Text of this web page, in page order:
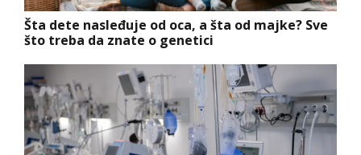
Šta dete nasleđuje od oca, a šta od majke? Sve
što treba da znate o genetici